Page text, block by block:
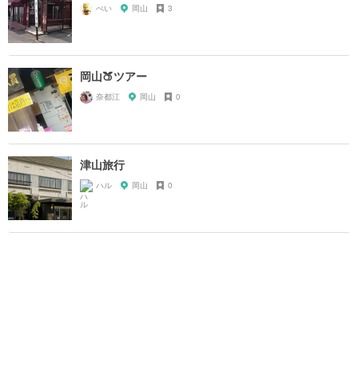
ぺい 岡山 3
岡山🍑ツアー
奈都江 岡山 0
津山旅行
ハル 岡山 0